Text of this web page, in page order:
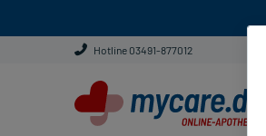
Hotline 03491-877012